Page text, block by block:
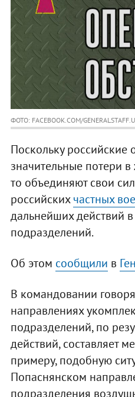
ФОТО: FACEBOOK.COM/
Поскольку российские
значительные потери
то объединяют свои
российскихчастных
дальнейших действий
подразделений.
Об этом сообщили в
В командовании
направлениях
подразделений, по
действий, составляет
примеру, подобную
Попаснянском
подразделения